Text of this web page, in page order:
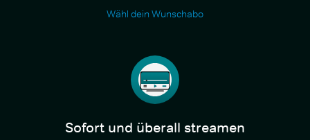
Wähl dein Wunschabo
Sofort und überall streamen